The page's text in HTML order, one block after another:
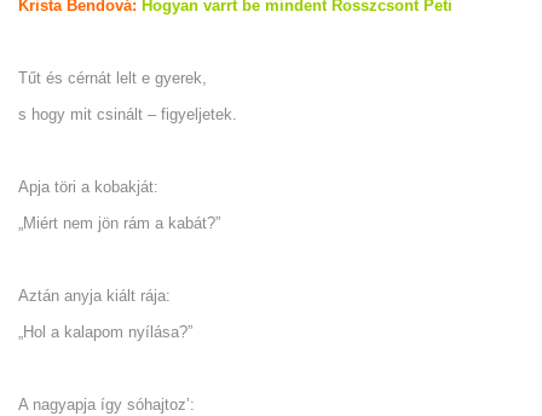
Krista Bendová: Hogyan varrt be mindent Rosszcsont Peti
Tűt és cérnát lelt e gyerek,
s hogy mit csinált – figyeljetek.
Apja töri a kobakját:
„Miért nem jön rám a kabát?”
Aztán anyja kiált rája:
„Hol a kalapom nyílása?”
A nagyapja így sóhajtoz’: